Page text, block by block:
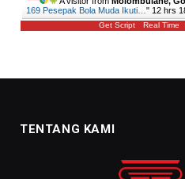
169 Pesepak Bola Muda Ikuti… " 12 hrs
Get Script Real Time
TENTANG KAMI